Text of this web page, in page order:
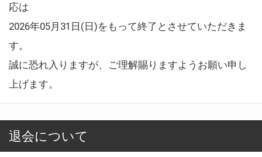
応は
2026年05月31日(日)をもって終了とさせていただきま
す。
誠に恐れ入りますが、ご理解賜りますようお願い申し
上げます。
退会について